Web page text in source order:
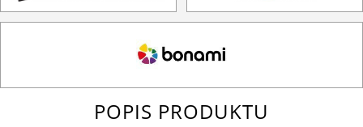
POPIS PRODUKTU